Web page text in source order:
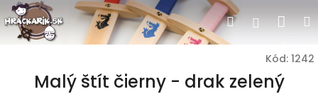
Prejsť
na
obsah
Hľadať
Kód: 1242
Malý štít čierny - drak zelený